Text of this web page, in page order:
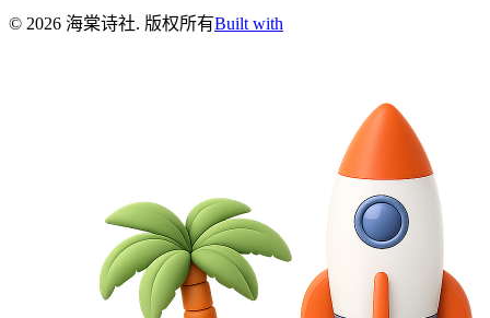
© 2026 海棠诗社. 版权所有Built with